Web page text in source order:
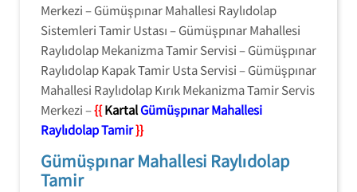
Merkezi – Gümüşpınar Mahallesi Raylıdolap
Sistemleri Tamir Ustası – Gümüşpınar Mahallesi
Raylıdolap Mekanizma Tamir Servisi – Gümüşpınar
Raylıdolap Kapak Tamir Usta Servisi – Gümüşpınar
Mahallesi Raylıdolap Kırık Mekanizma Tamir Servis
Merkezi –{{KartalGümüşpınar Mahallesi
Raylıdolap Tamir}}
Gümüşpınar Mahallesi Raylıdolap
Tamir